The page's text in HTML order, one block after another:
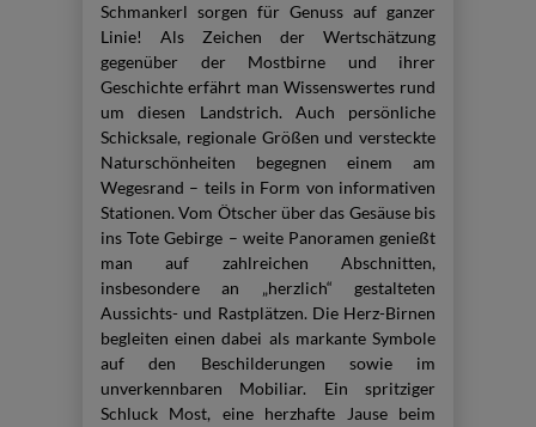
Schmankerl sorgen für Genuss auf ganzer
Linie! Als Zeichen der Wertschätzung
gegenüber der Mostbirne und ihrer
Geschichte erfährt man Wissenswertes rund
um diesen Landstrich. Auch persönliche
Schicksale, regionale Größen und versteckte
Naturschönheiten begegnen einem am
Wegesrand – teils in Form von informativen
Stationen. Vom Ötscher über das Gesäuse bis
ins Tote Gebirge – weite Panoramen genießt
man auf zahlreichen Abschnitten,
insbesondere an „herzlich“ gestalteten
Aussichts- und Rastplätzen. Die Herz-Birnen
begleiten einen dabei als markante Symbole
auf den Beschilderungen sowie im
unverkennbaren Mobiliar. Ein spritziger
Schluck Most, eine herzhafte Jause beim